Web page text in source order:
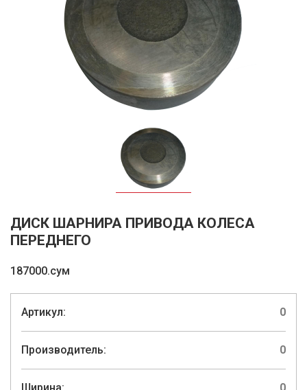
ДИСК ШАРНИРА ПРИВОДА КОЛЕСА
ПЕРЕДНЕГО
187000.сум
Артикул: 0
Производитель: 0
Ширина: 0